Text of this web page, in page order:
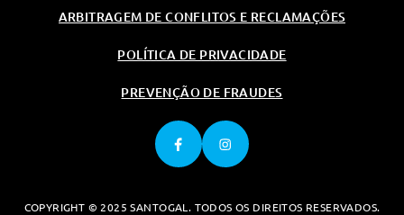
ARBITRAGEM DE CONFLITOS E RECLAMAÇÕES
POLÍTICA DE PRIVACIDADE
PREVENÇÃO DE FRAUDES
COPYRIGHT © 2025 SANTOGAL. TODOS OS DIREITOS RESERVADOS.